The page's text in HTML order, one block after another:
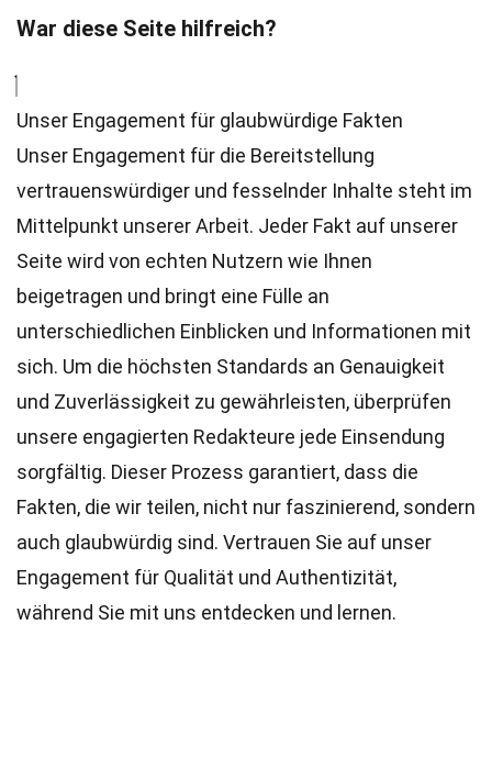
War diese Seite hilfreich?
Unser Engagement für glaubwürdige Fakten
Unser Engagement für die Bereitstellung
vertrauenswürdiger und fesselnder Inhalte steht im
Mittelpunkt unserer Arbeit. Jeder Fakt auf unserer
Seite wird von echten Nutzern wie Ihnen
beigetragen und bringt eine Fülle an
unterschiedlichen Einblicken und Informationen mit
sich. Um die höchsten Standards an Genauigkeit
und Zuverlässigkeit zu gewährleisten, überprüfen
unsere engagierten Redakteure jede Einsendung
sorgfältig. Dieser Prozess garantiert, dass die
Fakten, die wir teilen, nicht nur faszinierend, sondern
auch glaubwürdig sind. Vertrauen Sie auf unser
Engagement für Qualität und Authentizität,
während Sie mit uns entdecken und lernen.